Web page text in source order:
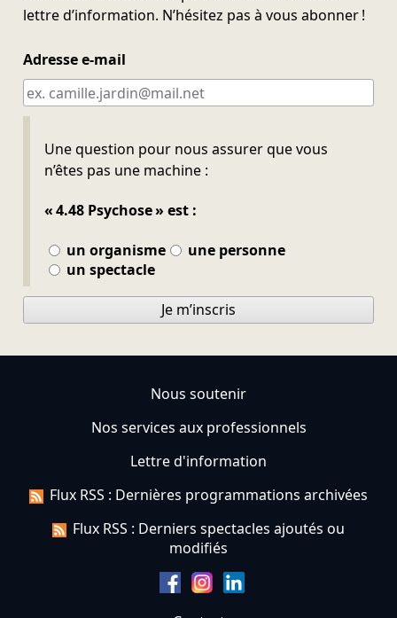
lettre d’information. N’hésitez pas à vous abonner !
Adresse e-mail
Une question pour nous assurer que vous
n’êtes pas une machine :
« 4.48 Psychose » est :
un organisme
une personne
un spectacle
Ne pas remplir
Je m’inscris
Nous soutenir
Nos services aux professionnels
Lettre d'information
Flux RSS : Dernières programmations archivées
Flux RSS : Derniers spectacles ajoutés ou
modifiés